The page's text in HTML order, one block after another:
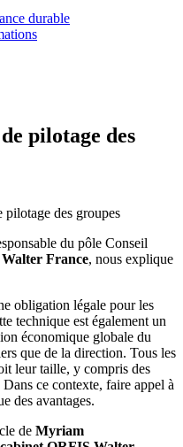
durable
pilotage des
des groupes
du pôle Conseil
Walter France, nous explique
obligation légale pour les
technique est également un
économique globale du
que de la direction. Tous les
leur taille, y compris des
ce contexte, faire appel à
des avantages.
de Myriam